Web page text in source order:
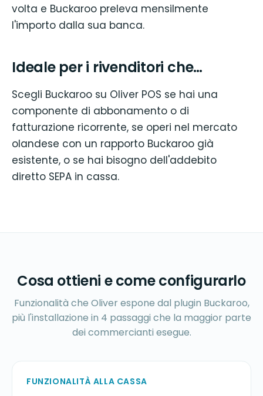
volta e Buckaroo preleva mensilmente
l'importo dalla sua banca.
Ideale per i rivenditori che…
Scegli Buckaroo su Oliver POS se hai una
componente di abbonamento o di
fatturazione ricorrente, se operi nel mercato
olandese con un rapporto Buckaroo già
esistente, o se hai bisogno dell'addebito
diretto SEPA in cassa.
Cosa ottieni e come configurarlo
Funzionalità che Oliver espone dal plugin Buckaroo,
più l'installazione in 4 passaggi che la maggior parte
dei commercianti esegue.
FUNZIONALITÀ ALLA CASSA